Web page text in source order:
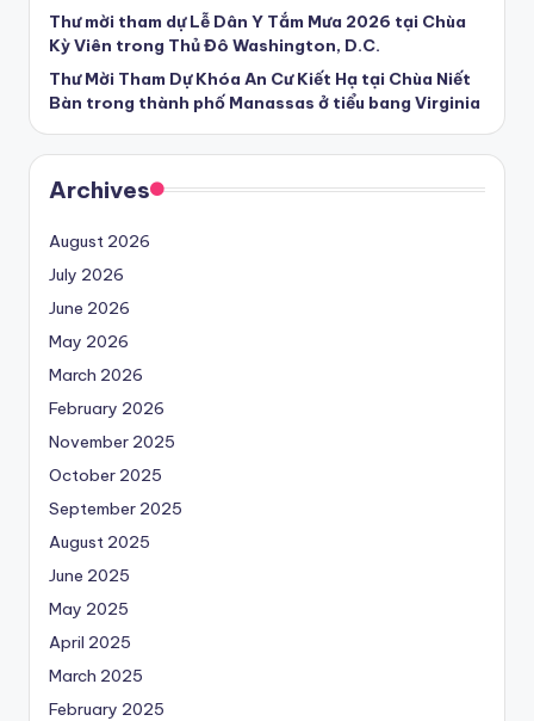
Thư mời tham dự Lễ Dân Y Tắm Mưa 2026 tại Chùa
Kỳ Viên trong Thủ Đô Washington, D.C.
Thư Mời Tham Dự Khóa An Cư Kiết Hạ tại Chùa Niết
Bàn trong thành phố Manassas ở tiểu bang Virginia
Archives
August 2026
July 2026
June 2026
May 2026
March 2026
February 2026
November 2025
October 2025
September 2025
August 2025
June 2025
May 2025
April 2025
March 2025
February 2025